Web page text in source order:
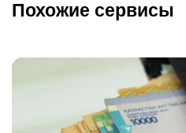
Похожие сервисы